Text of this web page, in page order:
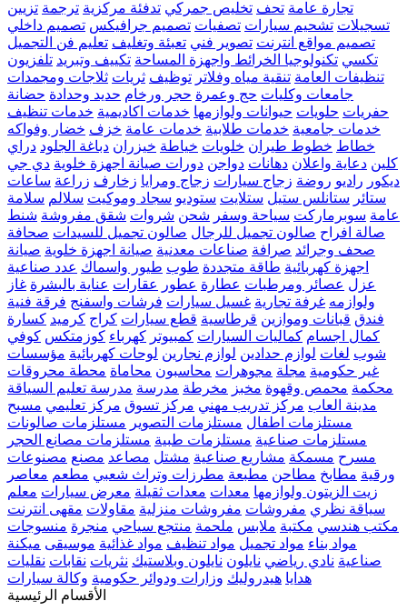
تجارة عامة تحف تخليص جمركي تدفئة مركزية ترجمة تزيين
تسجيلات تشحيم سيارات تصفيات تصميم جرافيكس تصميم داخلي
تصميم مواقع انترنت تصوير فني تعبئة وتغليف تعليم فن التجميل
تكسي تكنولوجيا الخرائط واجهزة المساحة تكييف وتبريد تلفزيون
تنظيفات العامة تنقية مياه وفلاتر توظيف ثريات ثلاجات ومجمدات
جامعات وكليات حج وعمرة حجر ورخام حديد وحدادة حضانة
حفريات حلويات حيوانات ولوازمها خدمات اكاديمية خدمات تنظيف
خدمات جامعية خدمات طلابية خدمات عامة خزف خضار وفواكه
خطاط خطوط طيران خلويات خياطة خيزران دباغة الجلود دراي
كلين دعاية واعلان دهانات دواجن دورات صيانة اجهزة خلوية دي جي
ديكور راديو روضة زجاج سيارات زجاج ومرايا زخارف زراعة ساعات
ستائر ستانلس ستيل ستلايت ستوديو سجاد وموكيت سلالم سلامة
عامة سوبرماركت سياحة وسفر شحن شروات شقق مفروشة شنط
صالة افراح صالون تجميل للرجال صالون تجميل للسيدات صحافة
صحف وجرائد صرافة صناعات معدنية صيانة اجهزة خلوية صيانة
اجهزة كهربائية طاقة متجددة طوب طيور واسماك عدد صناعية
عزل عصائر ومرطبات عطارة عطور عقارات عناية بالبشرة غاز
ولوازمه غرفة تجارية غسيل سيارات فرشات واسفنج فرقة فنية
فندق قبانات وموازين قرطاسية قطع سيارات كراج كرميد كسارة
كمال اجسام كماليات السيارات كمبيوتر كهرباء كوزمتكس كوفي
شوب لغات لوازم حدادين لوازم نجارين لوحات كهربائية مؤسسات
غير حكومية مجلة مجوهرات محاسبون محاماة محطة محروقات
محكمة محمص وقهوة مخبز مخرطة مدرسة مدرسة تعليم السياقة
مدينة العاب مركز تدريب مهني مركز تسوق مركز تعليمي مسبح
مستلزمات اطفال مستلزمات التصوير مستلزمات صالونات
مستلزمات صناعية مستلزمات طبية مستلزمات مصانع الحجر
مسرح مسمكة مشاريع صناعية مشتل مصاعد مصنع مصنوعات
ورقية مطابخ مطاحن مطبعة مطرزات وتراث شعبي مطعم معاصر
زيت الزيتون ولوازمها معدات معدات ثقيلة معرض سيارات معلم
سياقة نظري مفروشات مفروشات منزلية مقاولات مقهى انترنت
مكتب هندسي مكتبة ملابس ملحمة منتجع سياحي منجرة منسوجات
مواد بناء مواد تجميل مواد تنظيف مواد غذائية موسيقى ميكنة
صناعية نادي رياضي نايلون نايلون وبلاستيك نثريات نقابات نقليات
هدايا هيدروليك وزارات ودوائر حكومية وكالة سيارات
الأقسام الرئيسية